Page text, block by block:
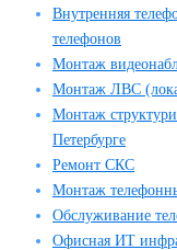
Внутренняя
телефонов
Монтаж
Монтаж ЛВС
Монтаж
Петербурге
Ремонт СКС
Монтаж
Обслуживание
Офисная ИТ